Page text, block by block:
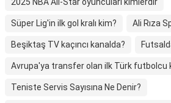
Süper Lig'in ilk gol kralı kim? Ali Rıza
Beşiktaş TV kaçıncı kanalda?
Avrupa'ya transfer olan ilk Türk futbolcu
Teniste Servis Sayısına Ne Denir?